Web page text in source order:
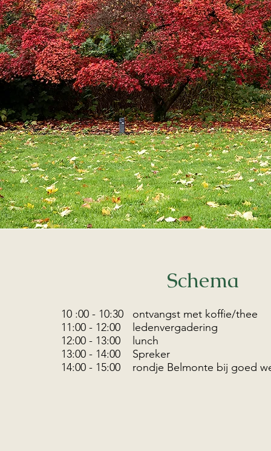
Schema
10 :00 - 10:30 ontvangst met koffie/thee
11:00 - 12:00 ledenvergadering
12:00 - 13:00 lunch
13:00 - 14:00 Spreker
14:00 - 15:00 rondje Belmonte bij goed